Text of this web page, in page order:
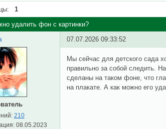
1
удалить фон с картинки?
210
08.05.2023
07.07.2026 09:33:52
Мы сейчас для детского сада
правильно за собой следить.
сделаны на таком фоне, что
на плакате. А как можно его